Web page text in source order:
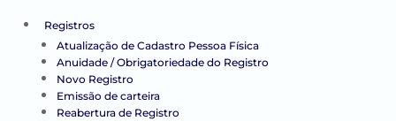
Registros
Atualização de Cadastro Pessoa Física
Anuidade / Obrigatoriedade do Registro
Novo Registro
Emissão de carteira
Reabertura de Registro